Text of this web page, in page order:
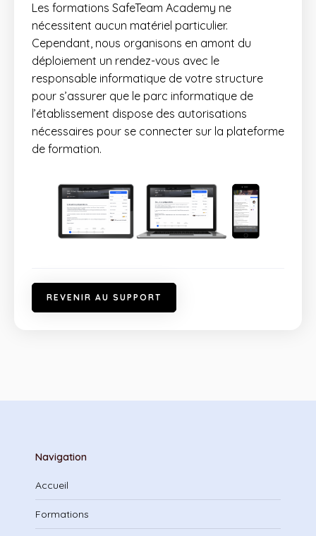
Les formations SafeTeam Academy ne
nécessitent aucun matériel particulier.
Cependant, nous organisons en amont du
déploiement un rendez-vous avec le
responsable informatique de votre structure
pour s’assurer que le parc informatique de
l’établissement dispose des autorisations
nécessaires pour se connecter sur la plateforme
de formation.
RE VE NIR AU S UPPORT
Navigation
Accueil
Formations